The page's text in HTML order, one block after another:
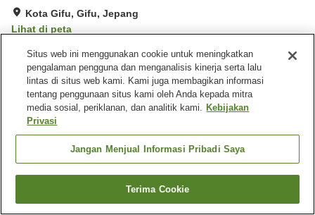
Kota Gifu, Gifu, Jepang
Lihat di peta
Baik Ulasan:424
Fasilitas properti
Tempat parkir
Spa / Salon kecantikan
Restoran
Beranda Jepang Gifu
Kota Gifu
Gifu Washington Hotel Plaza
Cari kamar
Situs web ini menggunakan cookie untuk meningkatkan
pengalaman pengguna dan menganalisis kinerja serta lalu
lintas di situs web kami. Kami juga membagikan informasi
tentang penggunaan situs kami oleh Anda kepada mitra
media sosial, periklanan, dan analitik kami. Kebijakan
Privasi
Jangan Menjual Informasi Pribadi Saya
Terima Cookie